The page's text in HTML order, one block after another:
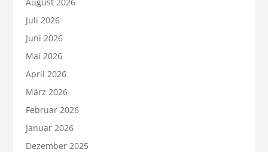
Juli 2026
Juni 2026
Mai 2026
April 2026
März 2026
Februar 2026
Januar 2026
Dezember 2025